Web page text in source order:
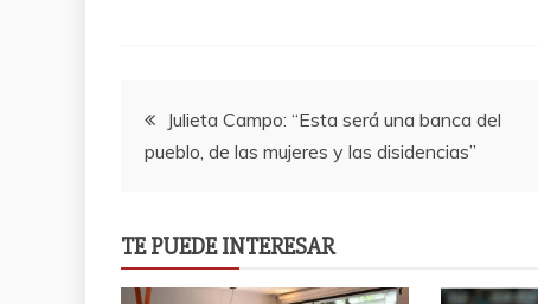
Navegación
de
entradas
Julieta Campo: “Esta será una banca del
pueblo, de las mujeres y las disidencias”
TE PUEDE INTERESAR